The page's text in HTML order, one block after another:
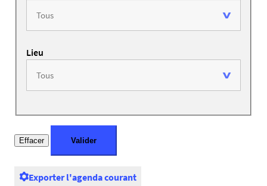
Lieu
Exporter l'agenda courant